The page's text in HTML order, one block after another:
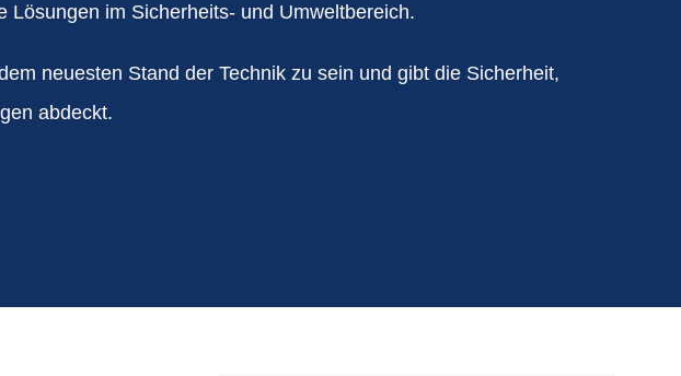
im Sicherheits- und Umweltbereich.
neuesten Stand der Technik zu sein und gibt die Sicherheit,
abdeckt.